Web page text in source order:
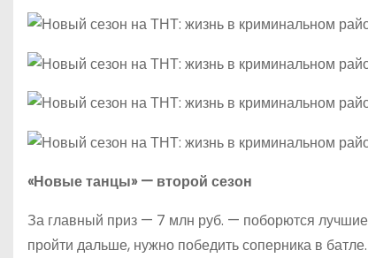
«Новые танцы» — второй сезон
За главный приз — 7 млн руб. — поборются
пройти дальше, нужно победить соперника в